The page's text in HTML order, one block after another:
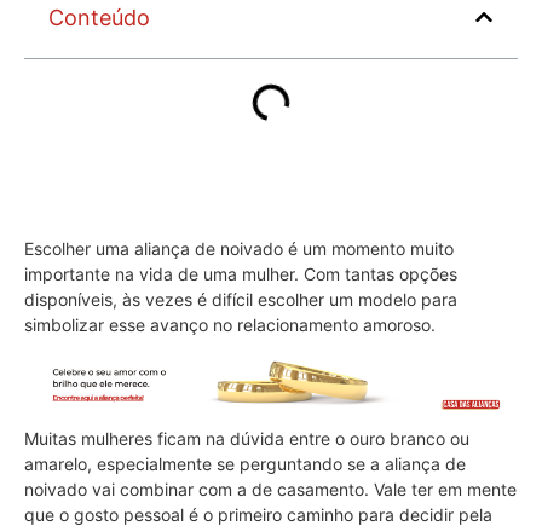
Conteúdo
Escolher uma aliança de noivado é um momento muito
importante na vida de uma mulher. Com tantas opções
disponíveis, às vezes é difícil escolher um modelo para
simbolizar esse avanço no relacionamento amoroso.
Muitas mulheres ficam na dúvida entre o ouro branco ou
amarelo, especialmente se perguntando se a aliança de
noivado vai combinar com a de casamento. Vale ter em mente
que o gosto pessoal é o primeiro caminho para decidir pela